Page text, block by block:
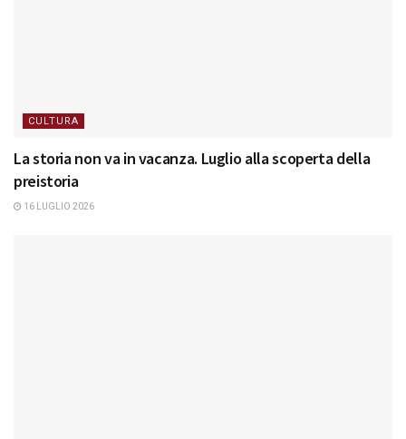
CULTURA
La storia non va in vacanza. Luglio alla scoperta della
preistoria
16 LUGLIO 2026